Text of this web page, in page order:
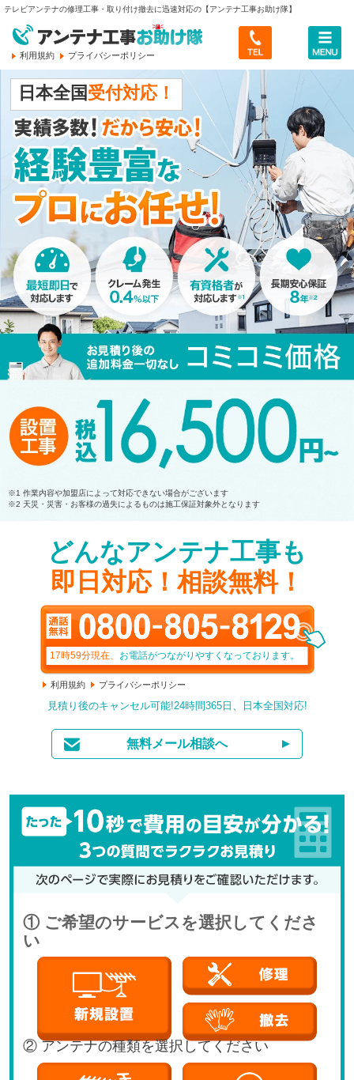
テレビアンテナの修理工事・取り付け撤去に迅速対応の【アンテナ工事お助け隊】
利用規約 プライバシーポリシー
トップ
料金のご案内
最新情報・レポート
サービスについて
アンテナ工事お助け隊とは
お客様のご依頼傾向
ご相談から作業完了まで
他社との比較
お急ぎの方へ
無料相談窓口
無料現地調査
無料現地調査で何するの？
会社概要
会社概要
スタッフ紹介
当サイトスタッフから
無料メール相談へ
お客様の声
よくあるご質問
プライバシーポリシー
サイトポリシー
サイトマップ
閉じる
日本全国受付対応！
※1 作業内容や加盟店によって対応できない場合がございます
※2 天災・災害・お客様の過失によるものは施工保証対象外となります
どんなアンテナ工事も
即日対応！相談無料！
17時59分現在、 お電話がつながりやすくなっております。
利用規約 プライバシーポリシー
見積り後のキャンセル可能!24時間365日、日本全国対応!
無料メール相談へ
① ご希望のサービスを選択してくださ
い
② アンテナの種類を選択してください